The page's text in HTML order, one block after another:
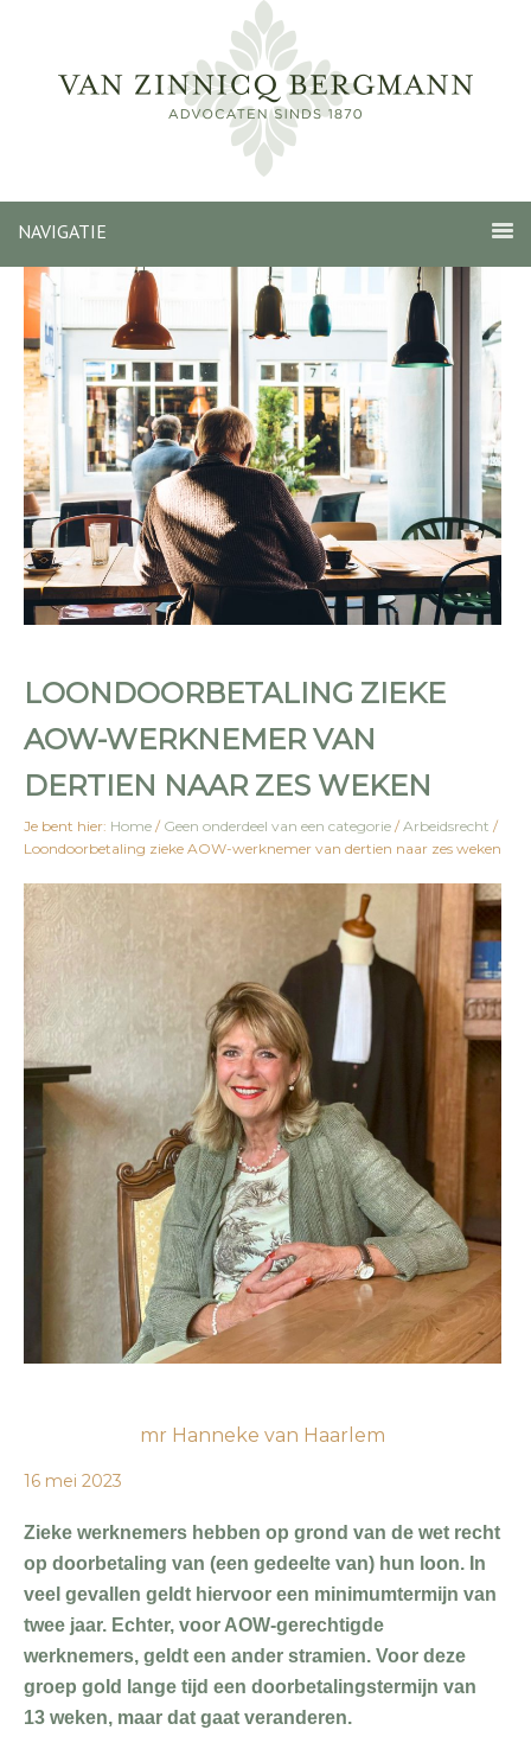
NAVIGATIE
LOONDOORBETALING ZIEKE
AOW-WERKNEMER VAN
DERTIEN NAAR ZES WEKEN
Je bent hier: Home / Geen onderdeel van een categorie / Arbeidsrecht /
Loondoorbetaling zieke AOW-werknemer van dertien naar zes weken
mr Hanneke van Haarlem
16 mei 2023
Zieke werknemers hebben op grond van de wet recht
op doorbetaling van (een gedeelte van) hun loon. In
veel gevallen geldt hiervoor een minimumtermijn van
twee jaar. Echter, voor AOW-gerechtigde
werknemers, geldt een ander stramien. Voor deze
groep gold lange tijd een doorbetalingstermijn van
13 weken, maar dat gaat veranderen.